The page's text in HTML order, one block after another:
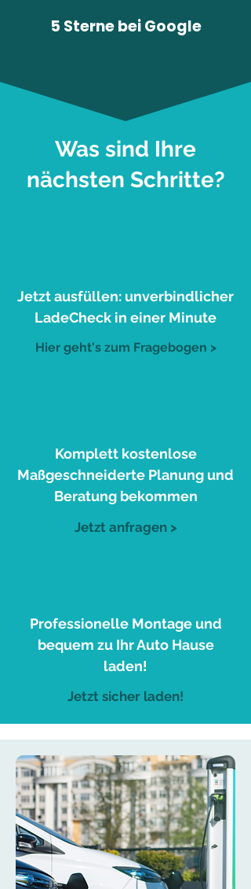
5 Sterne beiGoogle
Was sind Ihre
nächsten Schritte?
Jetzt ausfüllen: unverbindlicher
LadeCheck in einer Minute
Hier geht's zum Fragebogen >
Komplett kostenlose
Maßgeschneiderte Planung und
Beratung bekommen
Jetzt anfragen >
Professionelle Montage und
bequem zu Ihr Auto Hause
laden!
Jetzt sicher laden!